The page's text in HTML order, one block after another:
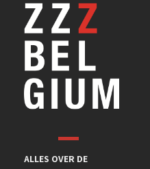
ALLES OVER DE